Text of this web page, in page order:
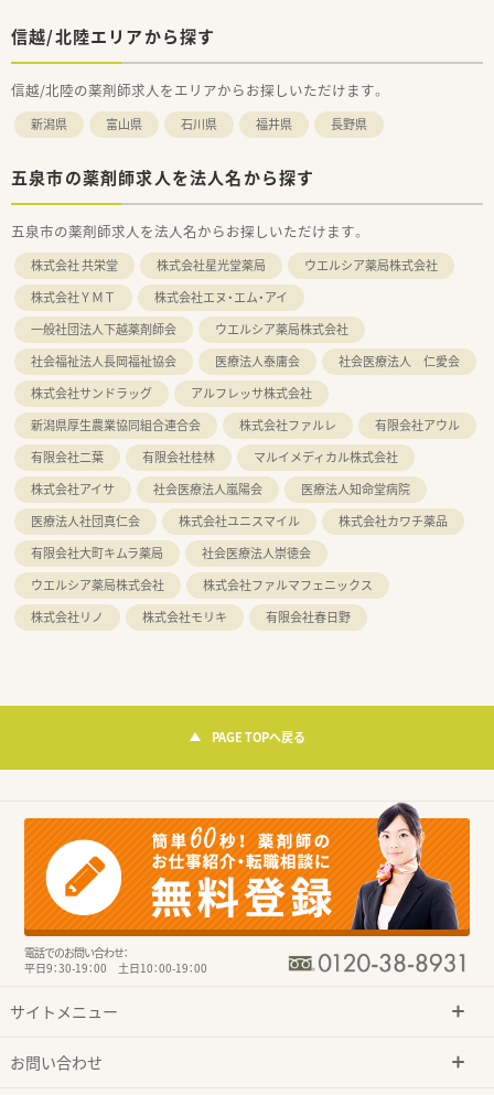
信越/北陸エリアから探す
信越/北陸の薬剤師求人をエリアからお探しいただけます。
新潟県 富山県 石川県 福井県 長野県
五泉市の薬剤師求人を法人名から探す
五泉市の薬剤師求人を法人名からお探しいただけます。
株式会社 共栄堂 株式会社星光堂薬局
ウエルシア薬局株式会社
株式会社ＹＭＴ
株式会社エヌ・エム・アイ
一般社団法人下越薬剤師会
ウエルシア薬局株式会社
社会福祉法人長岡福祉協会
医療法人泰庸会
社会医療法人 仁愛会
株式会社サンドラッグ
アルフレッサ株式会社
新潟県厚生農業協同組合連合会
株式会社ファルレ
有限会社アウル
有限会社二葉
有限会社桂林
マルイメディカル株式会社
株式会社アイサ
社会医療法人嵐陽会
医療法人知命堂病院
医療法人社団真仁会
株式会社ユニスマイル
株式会社カワチ薬品
有限会社大町キムラ薬局
社会医療法人崇徳会
ウエルシア薬局株式会社
株式会社ファルマフェニックス
株式会社リノ
株式会社モリキ 有限会社春日野
PAGE TOPへ戻る
電話でのお問い合わせ：
平日9：30-19：00 土日10：00-19：00
サイトメニュー
お問い合わせ